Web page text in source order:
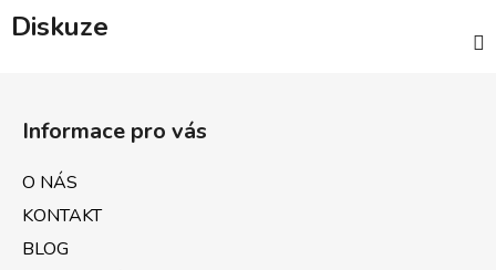
Diskuze
Informace pro vás
O NÁS
KONTAKT
BLOG